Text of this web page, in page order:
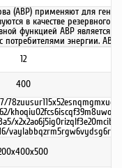
(АВР) применяют для
в качестве резервного
функцией АВР является
потребителями энергии.
12
400